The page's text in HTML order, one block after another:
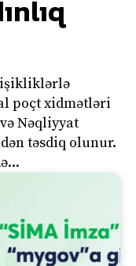
poçt xidmətləri
Nəqliyyat
təsdiq olunur.